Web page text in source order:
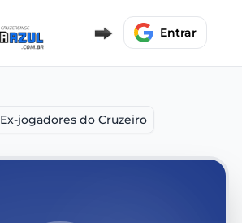
Entrar
Ex-jogadores do Cruzeiro